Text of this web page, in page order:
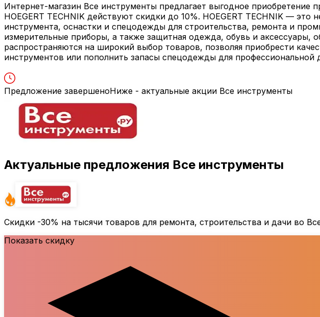
Интернет-магазин Все инструменты предлагает выгодное приобретение
HOEGERT TECHNIK действуют скидки до 10%. HOEGERT TECHNIK —
инструмента, оснастки и спецодежды для строительства, ремонта и
измерительные приборы, а также защитная одежда, обувь и аксессуары,
распространяются на широкий выбор товаров, позволяя приобрести
инструментов или пополнить запасы спецодежды для профессиональной
Предложение завершеноНиже - актуальные акции Все инструменты
Актуальные предложения Все инструменты
Скидки -30% на тысячи товаров для ремонта, строительства и дачи во
Показать скидку